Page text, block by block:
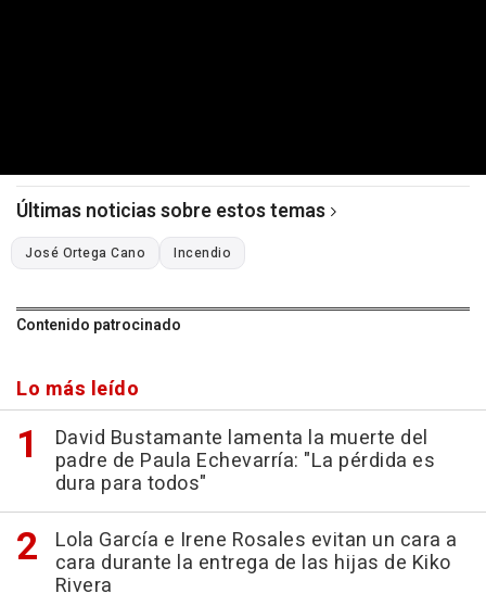
Últimas noticias sobre estos temas
José Ortega Cano Incendio
Contenido patrocinado
Lo más leído
David Bustamante lamenta la muerte del
padre de Paula Echevarría: "La pérdida es
dura para todos"
Lola García e Irene Rosales evitan un cara a
cara durante la entrega de las hijas de Kiko
Rivera